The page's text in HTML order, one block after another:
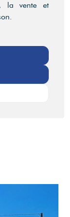
la vente et